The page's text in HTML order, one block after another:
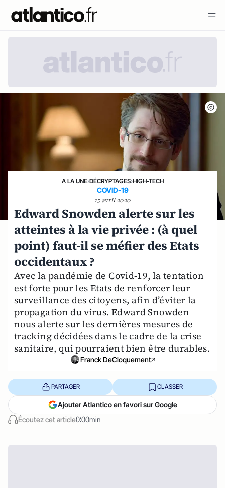
A LA UNE›DÉCRYPTAGES›HIGH-TECH
COVID-19
15 avril 2020
Edward Snowden alerte sur les
atteintes à la vie privée : (à quel
point) faut-il se méfier des Etats
occidentaux ?
Avec la pandémie de Covid-19, la tentation
est forte pour les Etats de renforcer leur
surveillance des citoyens, afin d’éviter la
propagation du virus. Edward Snowden
nous alerte sur les dernières mesures de
tracking décidées dans le cadre de la crise
sanitaire, qui pourraient bien être durables.
Franck DeCloquement
Écoutez cet article0:00min
PARTAGER CLASSER
Ajouter Atlantico en favori sur Google